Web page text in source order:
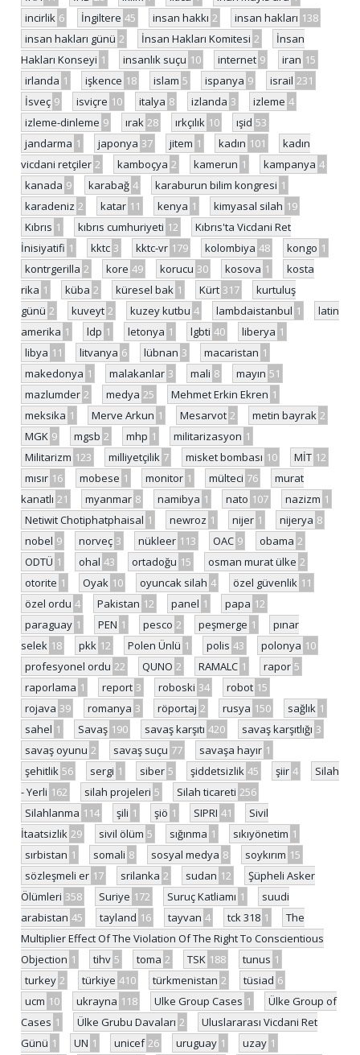
incirlik 6 İngiltere 45 insan hakkı 2 insan hakları 138
insan hakları günü 2 İnsan Hakları Komitesi 2
İnsan
Hakları Konseyi 1 insanlık suçu 10 internet 9 iran 15
irlanda 1 işkence 18 islam 5 ispanya 9 israil 231
İsveç 9 isviçre 10 italya 8 izlanda 3 izleme 4
izleme-dinleme 9 ırak 28 ırkçılık 10 ışid 53
jandarma 1 japonya 37 jitem 1 kadın 101
kadın
vicdani retçiler 2 kamboçya 2 kamerun 1 kampanya 4
kanada 9 karabağ 4 karaburun bilim kongresi 1
karadeniz 2 katar 11 kenya 1 kimyasal silah 19
Kıbrıs 1 kıbrıs cumhuriyeti 12
Kıbrıs'ta Vicdani Ret
İnisiyatifi 1 kktc 3 kktc-vr 179 kolombiya 48 kongo 1
kontrgerilla 2 kore 49 korucu 30 kosova 1
kosta
rika 1 küba 2 küresel bak 1 Kürt 317
kurtuluş
günü 2 kuveyt 2 kuzey kutbu 4 lambdaistanbul 1
latin
amerika 1 ldp 1 letonya 1 lgbti 40 liberya 1
libya 11 litvanya 6 lübnan 3 macaristan 1
makedonya 1 malakanlar 3 mali 8 mayın 51
mazlumder 2 medya 25 Mehmet Erkin Ekren 1
meksika 1 Merve Arkun 1 Mesarvot 2 metin bayrak 2
MGK 9 mgsb 2 mhp 1 militarizasyon 1
Militarizm 123 milliyetçilik 7 misket bombası 10 MİT 12
mısır 16 mobese 1 monitor 1 mülteci 76
murat
kanatlı 21 myanmar 8 namibya 1 nato 107 nazizm 1
Netiwit Chotiphatphaisal 1 newroz 1 nijer 1 nijerya 8
nobel 9 norveç 3 nükleer 113 OAC 9 obama 2
ODTÜ 1 ohal 43 ortadoğu 15 osman murat ülke 2
otorite 1 Oyak 10 oyuncak silah 4 özel güvenlik 11
özel ordu 4 Pakistan 12 panel 1 papa 12
paraguay 1 PEN 1 pesco 2 peşmerge 1
pınar
selek 18 pkk 12 Polen Ünlü 1 polis 43 polonya 10
profesyonel ordu 22 QUNO 2 RAMALC 1 rapor 5
raporlama 1 report 3 roboski 34 robot 15
rojava 39 romanya 3 röportaj 2 rusya 150 sağlık 1
sahel 1 Savaş 190 savaş karşıtı 420 savaş karşıtlığı 3
savaş oyunu 2 savaş suçu 77 savaşa hayır 1
şehitlik 56 sergi 1 siber 5 şiddetsizlik 45 şiir 4
Silah
- Yerli 162 silah projeleri 5 Silah ticareti 256
Silahlanma 114 şili 1 şiö 1 SIPRI 41
Sivil
İtaatsizlik 29 sivil ölüm 5 sığınma 1 sıkıyönetim 1
sırbistan 1 somali 8 sosyal medya 8 soykırım 15
sözleşmeli er 17 srilanka 2 sudan 12
Şüpheli Asker
Ölümleri 358 Suriye 172 Suruç Katliamı 1
suudi
arabistan 45 tayland 16 tayvan 4 tck 318 1
The
Multiplier Effect Of The Violation Of The Right To Conscientious
Objection 1 tihv 5 toma 2 TSK 188 tunus 1
turkey 2 türkiye 410 türkmenistan 2 tüsiad 6
ucm 10 ukrayna 118 Ulke Group Cases 1
Ülke Group of
Cases 1 Ülke Grubu Davaları 2
Uluslararası Vicdani Ret
Günü 1 UN 1 unicef 26 uruguay 1 uzay 1